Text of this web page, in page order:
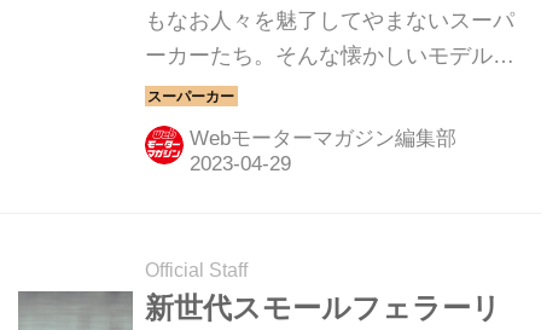
クロニクル／032】
もなお人々を魅了してやまないスーパ
ーカーたち。そんな懐かしいモデルか
ら現代のハイパースポーツまでを紹介
していく、スーパーカークロニクル。
今回は、ランチア ラリー037だ。
Webモーターマガジン編集部
Official Staff
新世代スモールフェラーリ